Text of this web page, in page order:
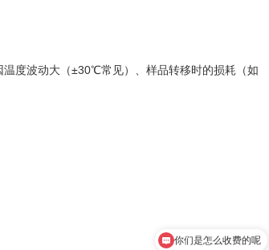
度波动大（±30℃常见）、样品转移时的损耗（如
现在有优惠活动吗